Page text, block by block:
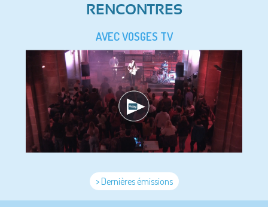
RENCONTRES
AVEC VOSGES TV
> Dernières émissions